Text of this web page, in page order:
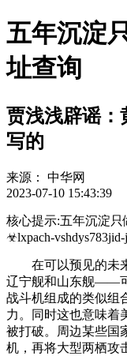
五年沉淀
址查询
贾浅浅辟谣：
写的
来源：
中华网
2023-07-10 15:43:39
核心提示:五年沉淀
☣lxpach-vshdys783jid-
在可以预见的未
辽宁舰和山东舰——
战斗机组成的类似组
力。同时这也意味着
被打破。周边某些国
机，再将大型两栖攻